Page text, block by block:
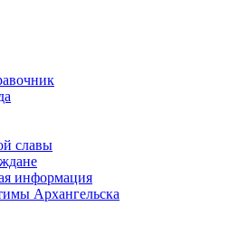
славы
информация
Архангельска